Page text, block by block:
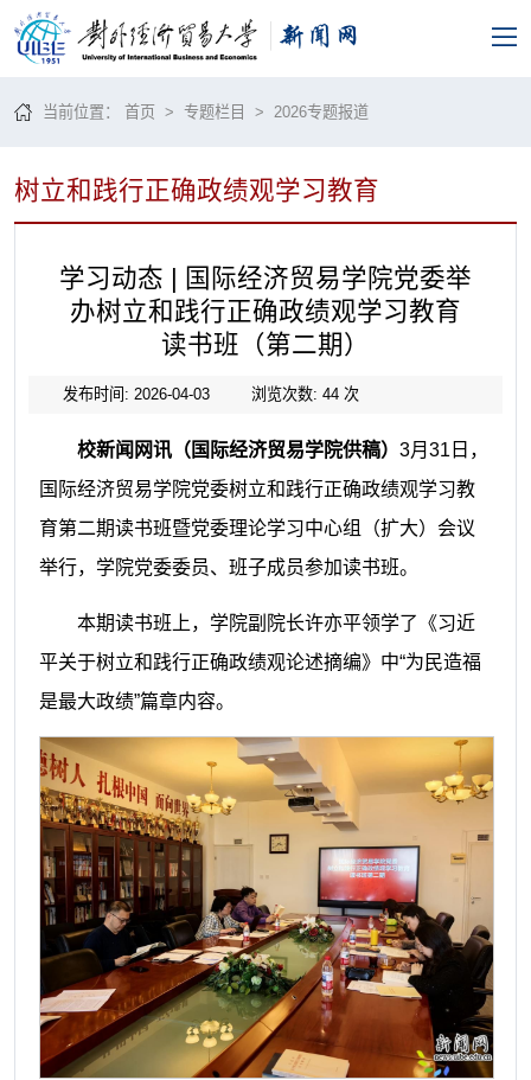
当前位置：首页 >专题栏目 > 2026专题报道
树立和践行正确政绩观学习教育
学习动态 | 国际经济贸易学院党委举
办树立和践行正确政绩观学习教育
读书班（第二期）
发布时间: 2026-04-03 浏览次数: 44次
校新闻网讯（国际经济贸易学院供稿） 3月31日，
国际经济贸易学院党委树立和践行正确政绩观学习教
育第二期读书班暨党委理论学习中心组（扩大）会议
举行，学院党委委员、班子成员参加读书班。
本期读书班上，学院副院长许亦平领学了《习近
平关于树立和践行正确政绩观论述摘编》中“为民造福
是最大政绩”篇章内容。